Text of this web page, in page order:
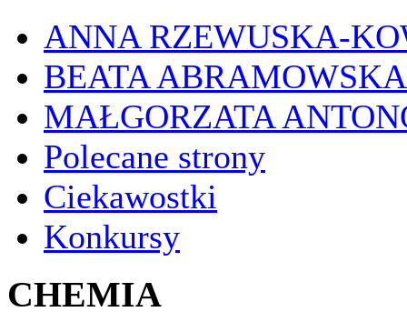
ANNA RZEWUSKA-
BEATA ABRAMOWSKA
MAŁGORZATA
Polecane strony
Ciekawostki
Konkursy
CHEMIA